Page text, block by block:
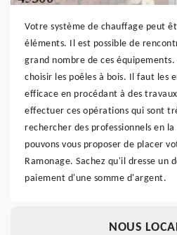
Votre système de chauffage peut
éléments. Il est possible de
grand nombre de ces
choisir les poêles à bois. Il faut les
efficace en procédant à des
effectuer ces opérations qui sont
rechercher des professionnels en
pouvons vous proposer de placer
Ramonage. Sachez qu'il dresse un
paiement d'une somme d'argent.
NOUS